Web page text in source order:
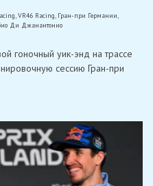
,VR46 Racing, Гран-при Германии
Ди Джанантонио
гоночный уик-энд на трассе
сессию Гран-при